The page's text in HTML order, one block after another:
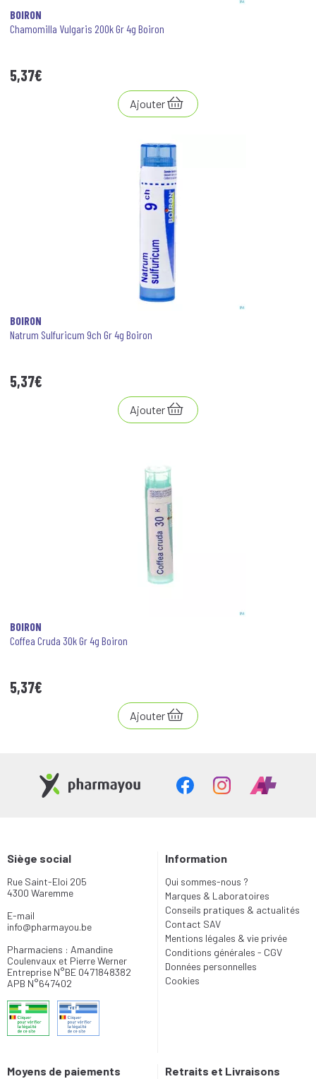
BOIRON
Chamomilla Vulgaris 200k Gr 4g Boiron
5,37€
Ajouter
BOIRON
Natrum Sulfuricum 9ch Gr 4g Boiron
5,37€
Ajouter
BOIRON
Coffea Cruda 30k Gr 4g Boiron
5,37€
Ajouter
Siège social
Rue Saint-Eloi 205
4300 Waremme
E-mail
info@pharmayou.be
Pharmaciens : Amandine
Coulenvaux et Pierre Werner
Entreprise N°BE 0471848382
APB N°647402
Information
Qui sommes-nous ?
Marques & Laboratoires
Conseils pratiques & actualités
Contact SAV
Mentions légales & vie privée
Conditions générales - CGV
Données personnelles
Cookies
Moyens de paiements Retraits et Livraisons